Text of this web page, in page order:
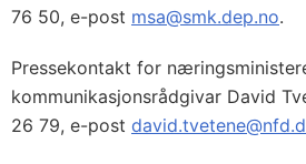
76 50, e-post msa@smk.dep.no.
Pressekontakt for
kommunikasjonsrådgivar David
26 79, e-post